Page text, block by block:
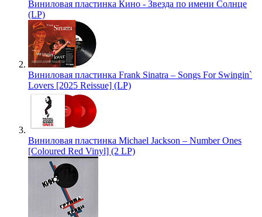
Виниловая пластинка Кино - Звезда по имени Солнце
(LP)
Виниловая пластинка Frank Sinatra – Songs For Swingin`
Lovers [2025 Reissue] (LP)
Виниловая пластинка Michael Jackson – Number Ones
[Coloured Red Vinyl] (2 LP)